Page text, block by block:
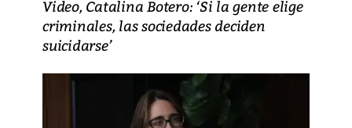
Video, Catalina Botero: ‘Si la gente elige
criminales, las sociedades deciden
suicidarse’